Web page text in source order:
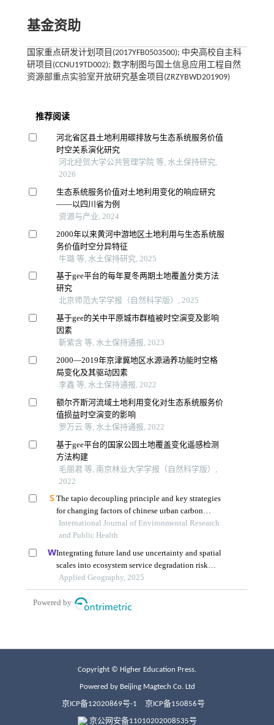
基金资助
国家重点研发计划项目(2017YFB0503500); 中央高校自主科
研项目(CCNU19TD002); 数字制图与国土信息应用工程自然
资源部重点实验室开放研究基金项目(ZRZYBWD201909)
Copyright © Higher Education Press.
Powered by Beijing Magtech Co. Ltd
京ICP备12020869号-1 京ICP备150856号
京公网安备11010202008535号